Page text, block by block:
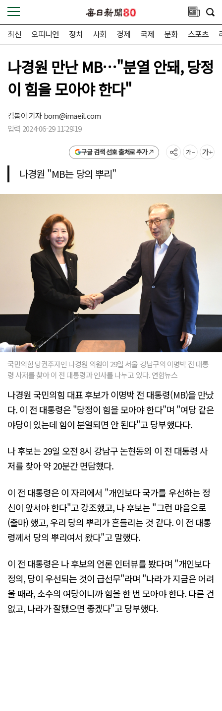
최신 오피니언 정치 사회 경제 국제 문화 스포츠
나경원 만난 MB…"분열 안돼, 당정
이 힘을 모아야 한다"
김봄이 기자bom@imaeil.com
입력 2024-06-29 11:29:19
구글 검색 선호 출처로 추가
나경원 "MB는 당의 뿌리"
국민의힘 당권주자인 나경원 의원이 29일 서울 강남구의 이명박 전 대통
령 사저를 찾아 이 전 대통령과 인사를 나누고 있다. 연합뉴스
나경원 국민의힘 대표 후보가 이명박 전 대통령(MB)을 만났
다. 이 전 대통령은 "당정이 힘을 모아야 한다"며 "여당 같은
야당이 있는데 힘이 분열되면 안 된다"고 당부했다다.
나 후보는 29일 오전 8시 강남구 논현동의 이 전 대통령 사
저를 찾아 약 20분간 면담했다.
이 전 대통령은 이 자리에서 "개인보다 국가를 우선하는 정
신이 앞서야 한다"고 강조했고, 나 후보는 "그런 마음으로
(출마) 했고, 우리 당의 뿌리가 흔들리는 것 같다. 이 전 대통
령께서 당의 뿌리여서 왔다"고 말했다.
이 전 대통령은 나 후보의 언론 인터뷰를 봤다며 "개인보다
정의, 당이 우선되는 것이 급선무"라며 "나라가 지금은 어려
울 때라, 소수의 여당이니까 힘을 한 번 모아야 한다. 다른 건
없고, 나라가 잘됐으면 좋겠다"고 당부했다.